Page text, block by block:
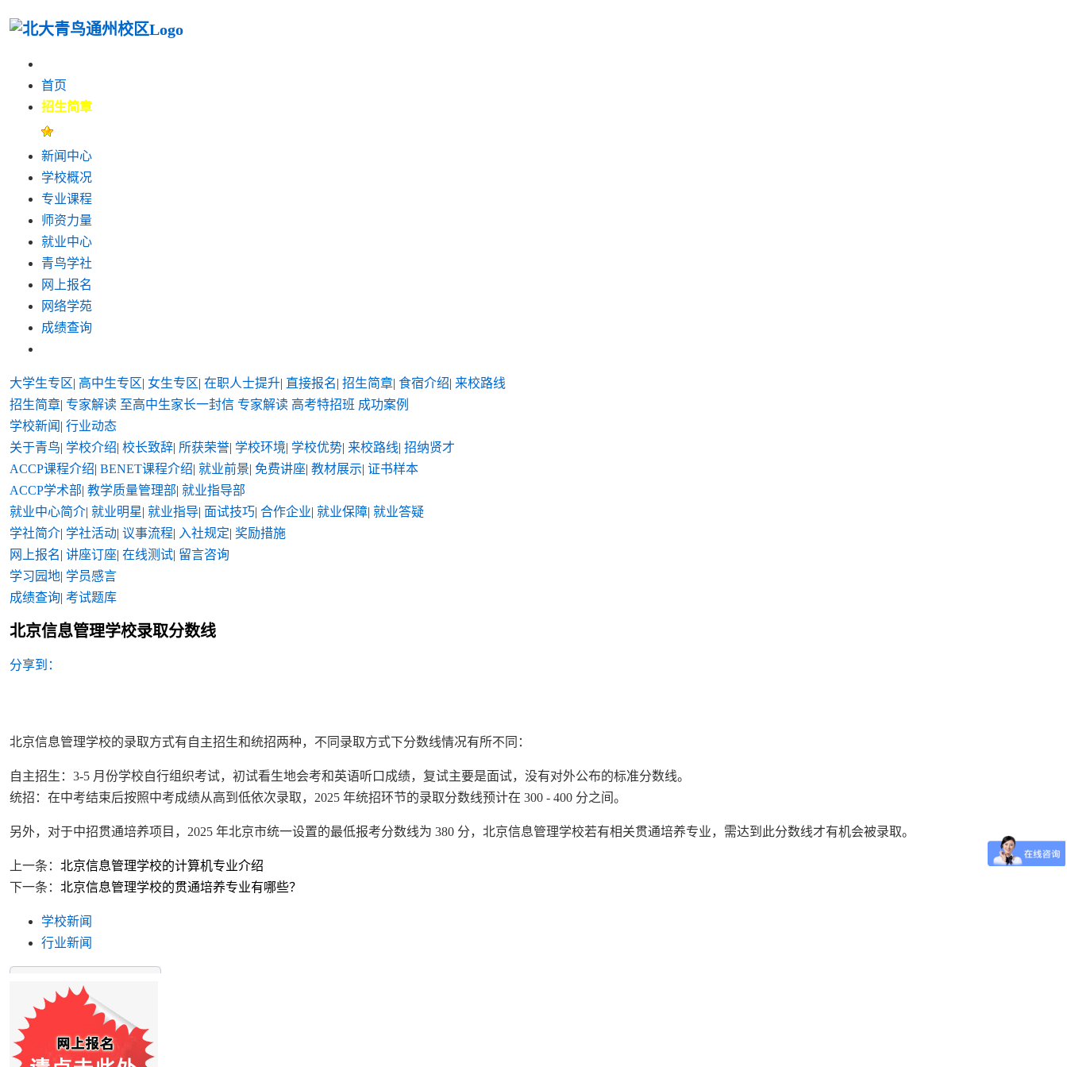
首页
招生简章
新闻中心
学校概况
专业课程
师资力量
就业中心
青鸟学社
网上报名
网络学苑
成绩查询
大学生专区| 高中生专区| 女生专区| 在职人士提升| 直接报名| 招生简章| 食宿介绍| 来校路线
招生简章| 专家解读 至高中生家长一封信 专家解读 高考特招班 成功案例
学校新闻 | 行业动态
关于青鸟| 学校介绍| 校长致辞| 所获荣誉| 学校环境| 学校优势| 来校路线| 招纳贤才
ACCP课程介绍| BENET课程介绍| 就业前景| 免费讲座| 教材展示| 证书样本
ACCP学术部| 教学质量管理部| 就业指导部
就业中心简介| 就业明星| 就业指导| 面试技巧| 合作企业| 就业保障| 就业答疑
学社简介| 学社活动| 议事流程| 入社规定| 奖励措施
网上报名| 讲座订座| 在线测试| 留言咨询
学习园地| 学员感言
成绩查询| 考试题库
北京信息管理学校录取分数线
分享到：
北京信息管理学校的录取方式有自主招生和统招两种，不同录取方式下分数线情况有所不同：
自主招生：3-5 月份学校自行组织考试，初试看生地会考和英语听口成绩，复试主要是面试，没有对外公布的标准分数线。
统招：在中考结束后按照中考成绩从高到低依次录取，2025 年统招环节的录取分数线预计在 300 - 400 分之间。
另外，对于中招贯通培养项目，2025 年北京市统一设置的最低报考分数线为 380 分，北京信息管理学校若有相关贯通培养专业，需达到此分数线才有机会被录取。
上一条： 北京信息管理学校的计算机专业介绍
下一条： 北京信息管理学校的贯通培养专业有哪些？
学校新闻
行业新闻